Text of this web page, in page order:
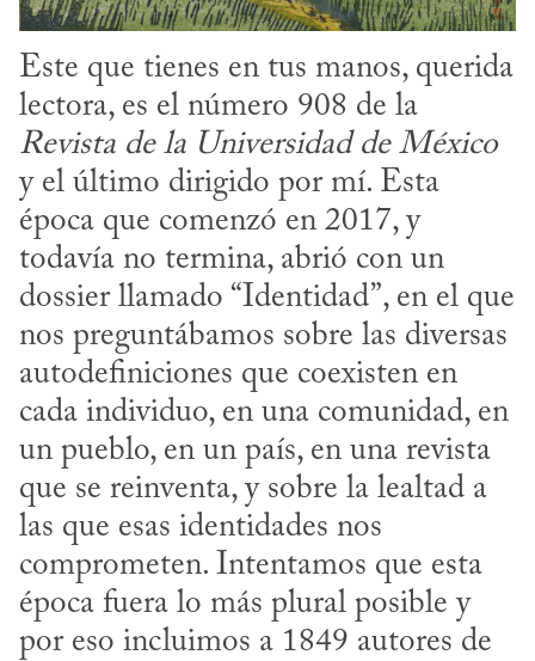
Este que tienes en tus manos, querida
Revista de la Universidad de México
y el último dirigido por mí. Esta
época que comenzó en 2017, y
todavía no termina, abrió con un
dossier llamado “Identidad”, en el que
nos preguntábamos sobre las diversas
autodefiniciones que coexisten en
cada individuo, en una comunidad, en
un pueblo, en un país, en una revista
que se reinventa, y sobre la lealtad a
las que esas identidades nos
comprometen. Intentamos que esta
época fuera lo más plural posible y
por eso incluimos a 1849 autores de